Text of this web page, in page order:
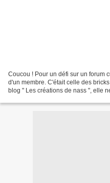
Coucou ! Pour un défi sur un forum
d'un membre. C'était celle des
blog " Les créations de nass ", elle